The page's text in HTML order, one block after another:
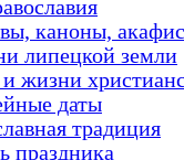
каноны,
липецкой земли
жизни
даты
традиция
праздника